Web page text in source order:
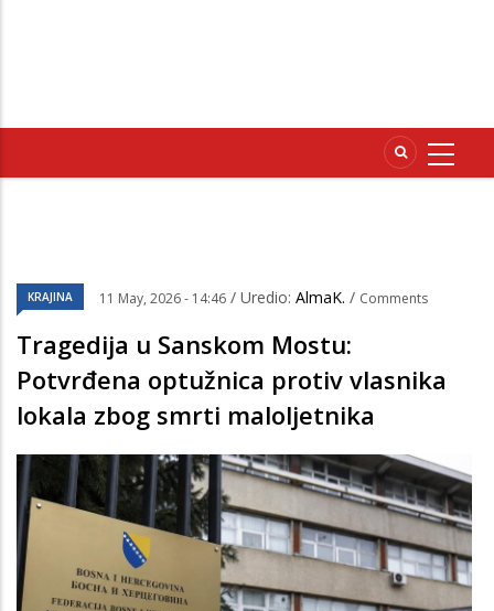
KRAJINA 11 May, 2026 - 14:46 / Uredio: AlmaK. / Comments
Tragedija u Sanskom Mostu:
Potvrđena optužnica protiv vlasnika
lokala zbog smrti maloljetnika